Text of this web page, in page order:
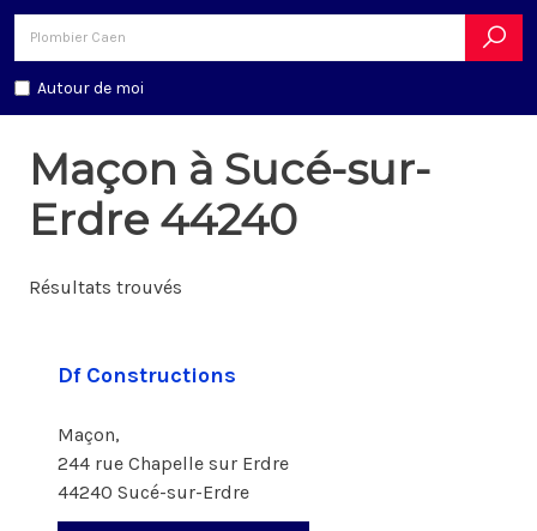
Autour de moi
Maçon à Sucé-sur-
Erdre 44240
Résultats trouvés
Df Constructions
Maçon,
244 rue Chapelle sur Erdre
44240 Sucé-sur-Erdre